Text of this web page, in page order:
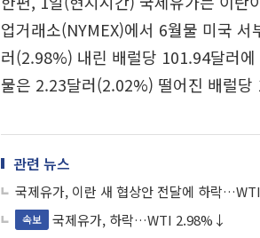
업거래소(NYMEX)에서 6월물 미국
러(2.98%) 내린 배럴당 101.94달러
물은 2.23달러(2.02%) 떨어진 배럴
관련 뉴스
국제유가, 이란 새 협상안 전달에 하락
속보
국제유가, 하락…WTI 2.98%↓